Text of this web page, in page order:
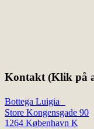
Kontakt (Klik på
Bottega Luigia
Store Kongensgade 90
1264 København K